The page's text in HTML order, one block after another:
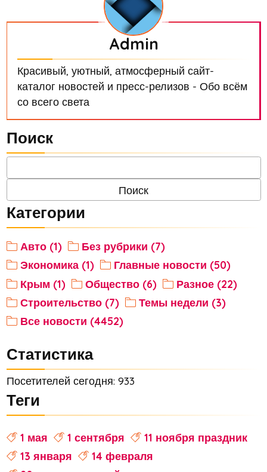
Admin
Красивый, уютный, атмосферный сайт-
каталог новостей и пресс-релизов - Обо всём
со всего света
Поиск
Категории
Авто (1)
Без рубрики (7)
Экономика (1)
Главные новости (50)
Крым (1)
Общество (6)
Разное (22)
Строительство (7)
Темы недели (3)
Все новости (4452)
Статистика
Посетителей сегодня: 933
Теги
1 мая 1 сентября
11 ноября праздник
13 января
14 февраля